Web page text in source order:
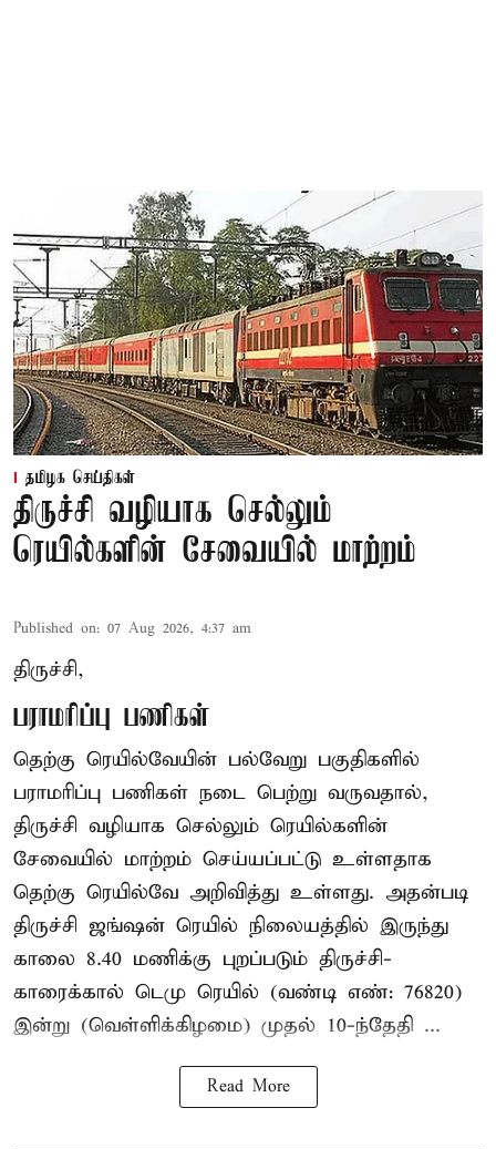
தமிழக செய்திகள்
திருச்சி வழியாக செல்லும்
ரெயில்களின் சேவையில் மாற்றம்
Published on: 07 Aug 2026, 4:37 am
திருச்சி,
பராமரிப்பு பணிகள்
தெற்கு ரெயில்வேயின் பல்வேறு பகுதிகளில்
பராமரிப்பு பணிகள் நடை பெற்று வருவதால்,
திருச்சி வழியாக செல்லும் ரெயில்களின்
சேவையில் மாற்றம் செய்யப்பட்டு உள்ளதாக
தெற்கு ரெயில்வே அறிவித்து உள்ளது. அதன்படி
திருச்சி ஜங்ஷன் ரெயில் நிலையத்தில் இருந்து
காலை 8.40 மணிக்கு புறப்படும் திருச்சி-
காரைக்கால் டெமு ரெயில் (வண்டி எண்: 76820)
இன்று (வெள்ளிக்கிழமை) முதல் 10-ந்தேதி ...
Read More